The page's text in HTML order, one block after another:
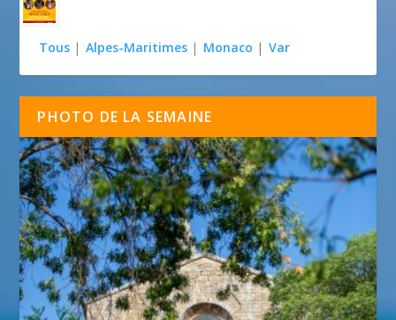
Tous | Alpes-Maritimes | Monaco | Var
PHOTO DE LA SEMAINE